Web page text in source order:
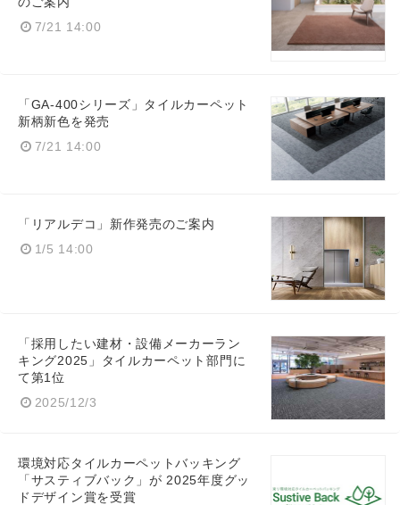
7/21 14:00
「GA-400シリーズ」タイルカーペット
新柄新色を発売
7/21 14:00
「リアルデコ」新作発売のご案内
1/5 14:00
「採用したい建材・設備メーカーラン
キング2025」タイルカーペット部門に
て第1位
2025/12/3
環境対応タイルカーペットバッキング
「サスティブバック」が 2025年度グッ
ドデザイン賞を受賞